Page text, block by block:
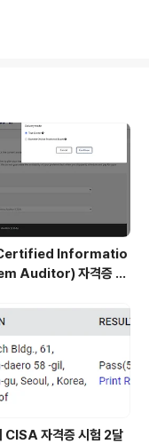
상
Informatio
Auditor) 자격증 시
인(23년)
CISA 자격증 시험 2달